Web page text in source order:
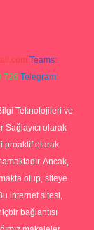
Teams:
726 Telegram:
Teknolojileri ve
Sağlayıcı olarak
proaktif olarak
Ancak,
olup, siteye
internet sitesi,
bağlantısı